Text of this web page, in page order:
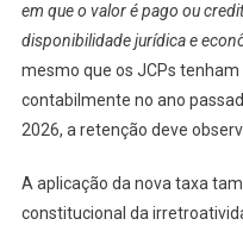
em que o valor é pago ou
disponibilidade jurídica e
mesmo que os JCPs
contabilmente no ano
2026, a retenção deve
A aplicação da nova taxa
constitucional da